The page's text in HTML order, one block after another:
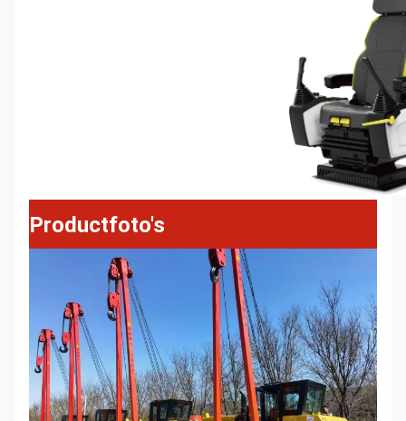
Productfoto's